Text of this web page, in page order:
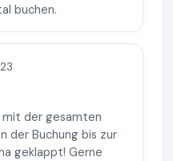
buchen.
mit der gesamten
der Buchung bis zur
geklappt! Gerne